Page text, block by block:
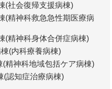
(社会復帰支援病棟)
(精神科救急急性期医療病
(精神科身体合併症病棟)
(内科療養病棟)
(精神科地域包括ケア病棟)
(認知症治療病棟)